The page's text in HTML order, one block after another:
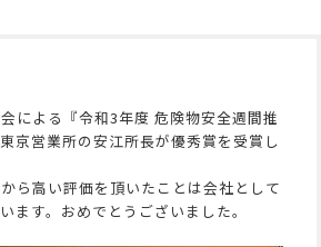
による『令和3年度 危険物安全週間推
京営業所の安江所長が優秀賞を受賞し
ら高い評価を頂いたことは会社として
ます。おめでとうございました。